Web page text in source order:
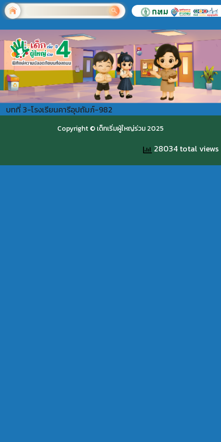
บทที่ 3-โรงเรียนคารีอุปถัมภ์-982
Copyright © เด็กเริ่มผู้ใหญ่ร่วม 2025
28034 total views